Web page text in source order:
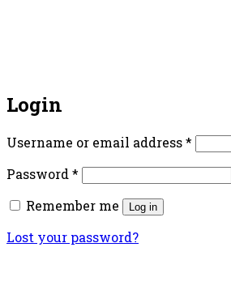
Login
Username or email address*
Password*
Remember me
Log in
Lost your password?